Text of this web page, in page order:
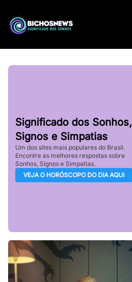
Significado dos Sonhos,
Signos e Simpatias
Um dos sites mais populares do Brasil.
Encontre as melhores respostas sobre
Sonhos, Signos e Simpatias.
VEJA O HORÓSCOPO DO DIA AQUI